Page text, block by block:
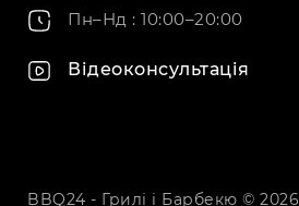
Пн–Нд : 10:00–20:00
Відеоконсультація
BBQ24 - Грилі і Барбекю © 2026